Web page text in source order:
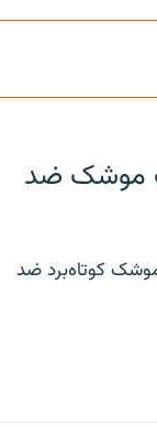
موشک ضد
کوتاه‌برد ضد